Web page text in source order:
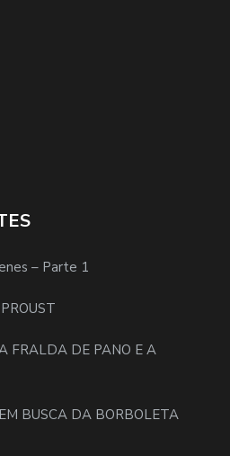
– Parte 1
FRALDA DE PANO E A
BUSCA DA BORBOLETA